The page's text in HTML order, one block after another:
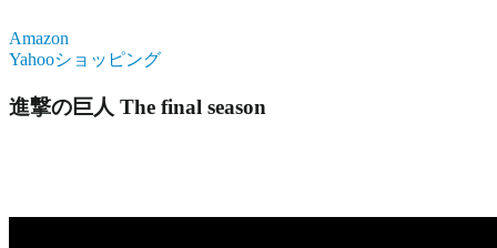
Amazon
Yahooショッピング
進撃の巨人 The final season